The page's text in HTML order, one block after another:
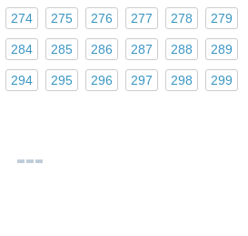
274 275 276 277 278 279
284 285 286 287 288 289
294 295 296 297 298 299